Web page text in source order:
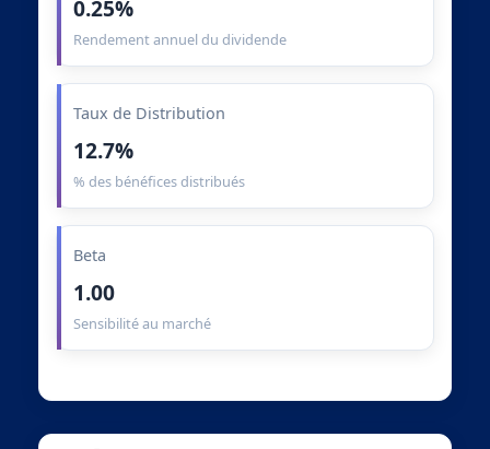
0.25%
Rendement annuel du dividende
Taux de Distribution
12.7%
% des bénéfices distribués
Beta
1.00
Sensibilité au marché